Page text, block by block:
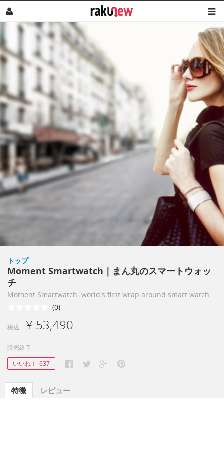
トップ
Moment Smartwatch｜まん丸のスマートウォッ
チ
Moment Smartwatch: world's first wrap around smart watch
(0)
税込 ¥ 53,490
販売終了
いいね！ 637
特徴 レビュー